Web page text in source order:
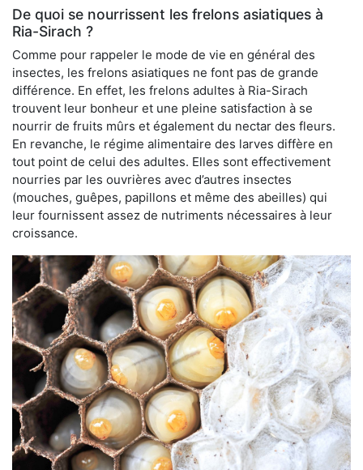
De quoi se nourrissent les frelons asiatiques à
Ria-Sirach ?
Comme pour rappeler le mode de vie en général des
insectes, les frelons asiatiques ne font pas de grande
différence. En effet, les frelons adultes à Ria-Sirach
trouvent leur bonheur et une pleine satisfaction à se
nourrir de fruits mûrs et également du nectar des fleurs.
En revanche, le régime alimentaire des larves diffère en
tout point de celui des adultes. Elles sont effectivement
nourries par les ouvrières avec d’autres insectes
(mouches, guêpes, papillons et même des abeilles) qui
leur fournissent assez de nutriments nécessaires à leur
croissance.